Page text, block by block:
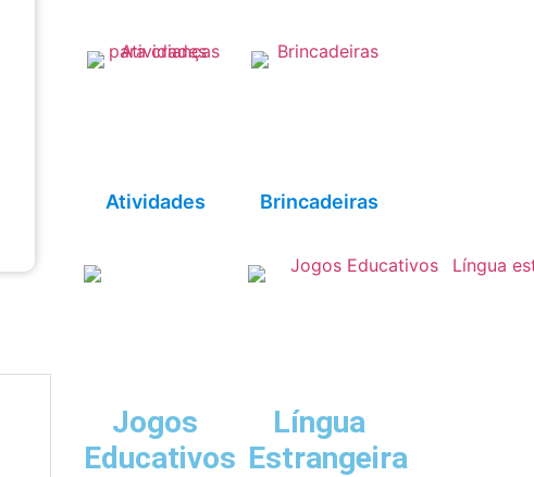
Atividades Brincadeiras
Jogos
Educativos
Língua
Estrangeira